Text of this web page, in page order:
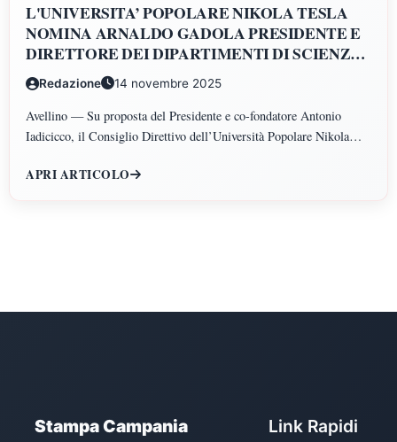
L'UNIVERSITA’ POPOLARE NIKOLA TESLA
NOMINA ARNALDO GADOLA PRESIDENTE E
DIRETTORE DEI DIPARTIMENTI DI SCIENZE
GIURIDICHE, ECONOMICHE, SCIENZE
POLITICHE, PSICOLOGIA, SCIENZE UMANE,
FILOSOFIA E PEDAGOGIA
Redazione 14 novembre 2025
Avellino — Su proposta del Presidente e co-fondatore Antonio
Iadicicco, il Consiglio Direttivo dell’Università Popolare Nikola
Dipartimenti di Scienze Giuridiche ed Economiche, Scienze
APRI ARTICOLO
Stampa Campania Link Rapidi